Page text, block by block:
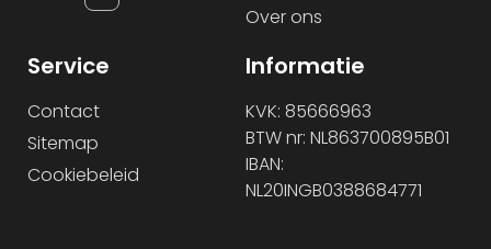
Over ons
Service
Contact
Sitemap
Cookiebeleid
Informatie
KVK: 85666963
BTW nr: NL863700895B01
IBAN:
NL20INGB0388684771